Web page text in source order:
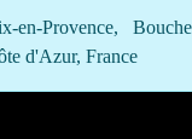
en-Provence,
d'Azur, France